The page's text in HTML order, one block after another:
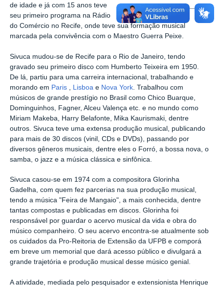
de idade e já com 15 anos teve
seu primeiro programa na Rádio
do Comércio no Recife, onde teve sua formação musical
marcada pela convivência com o Maestro Guerra Peixe.
Sivuca mudou-se de Recife para o Rio de Janeiro, tendo
gravado seu primeiro disco com Humberto Teixeira em 1950.
De lá, partiu para uma carreira internacional, trabalhando e
morando em Paris Lisboa e Nova York . Trabalhou com
músicos de grande prestígio no Brasil como Chico Buarque,
Dominguinhos, Fagner, Alceu Valença etc. e no mundo como
Miriam Makeba, Harry Belafonte, Mika Kaurismaki, dentre
outros. Sivuca teve uma extensa produção musical, publicando
para mais de 30 discos (vinil, CDs e DVDs), passando por
diversos gêneros musicais, dentre eles o Forró, a bossa nova, o
samba, o jazz e a música clássica e sinfônica.
Sivuca casou-se em 1974 com a compositora Glorinha
Gadelha, com quem fez parcerias na sua produção musical,
tendo a música "Feira de Mangaio", a mais conhecida, dentre
tantas compostas e publicadas em discos. Glorinha foi
responsável por guardar o acervo musical da vida e obra do
músico companheiro. O seu acervo encontra-se atualmente sob
os cuidados da Pro-Reitoria de Extensão da UFPB e comporá
em breve um memorial que dará acesso público e divulgará a
grande trajetória e produção musical desse músico genial.
A atividade, mediada pelo pesquisador e extensionista Henrique